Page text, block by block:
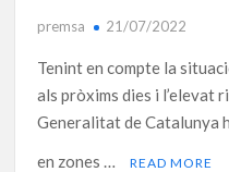
premsa 21/07/2022
Tenint en compte la
als pròxims dies i l’elevat
Generalitat de Catalunya
en zones …
READ MORE